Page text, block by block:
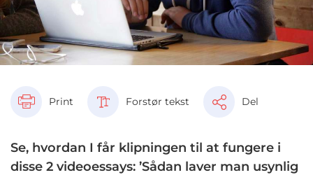
Print Forstør tekst Del
Se, hvordan I får klipningen til at fungere i
disse 2 videoessays: ’Sådan laver man usynlig